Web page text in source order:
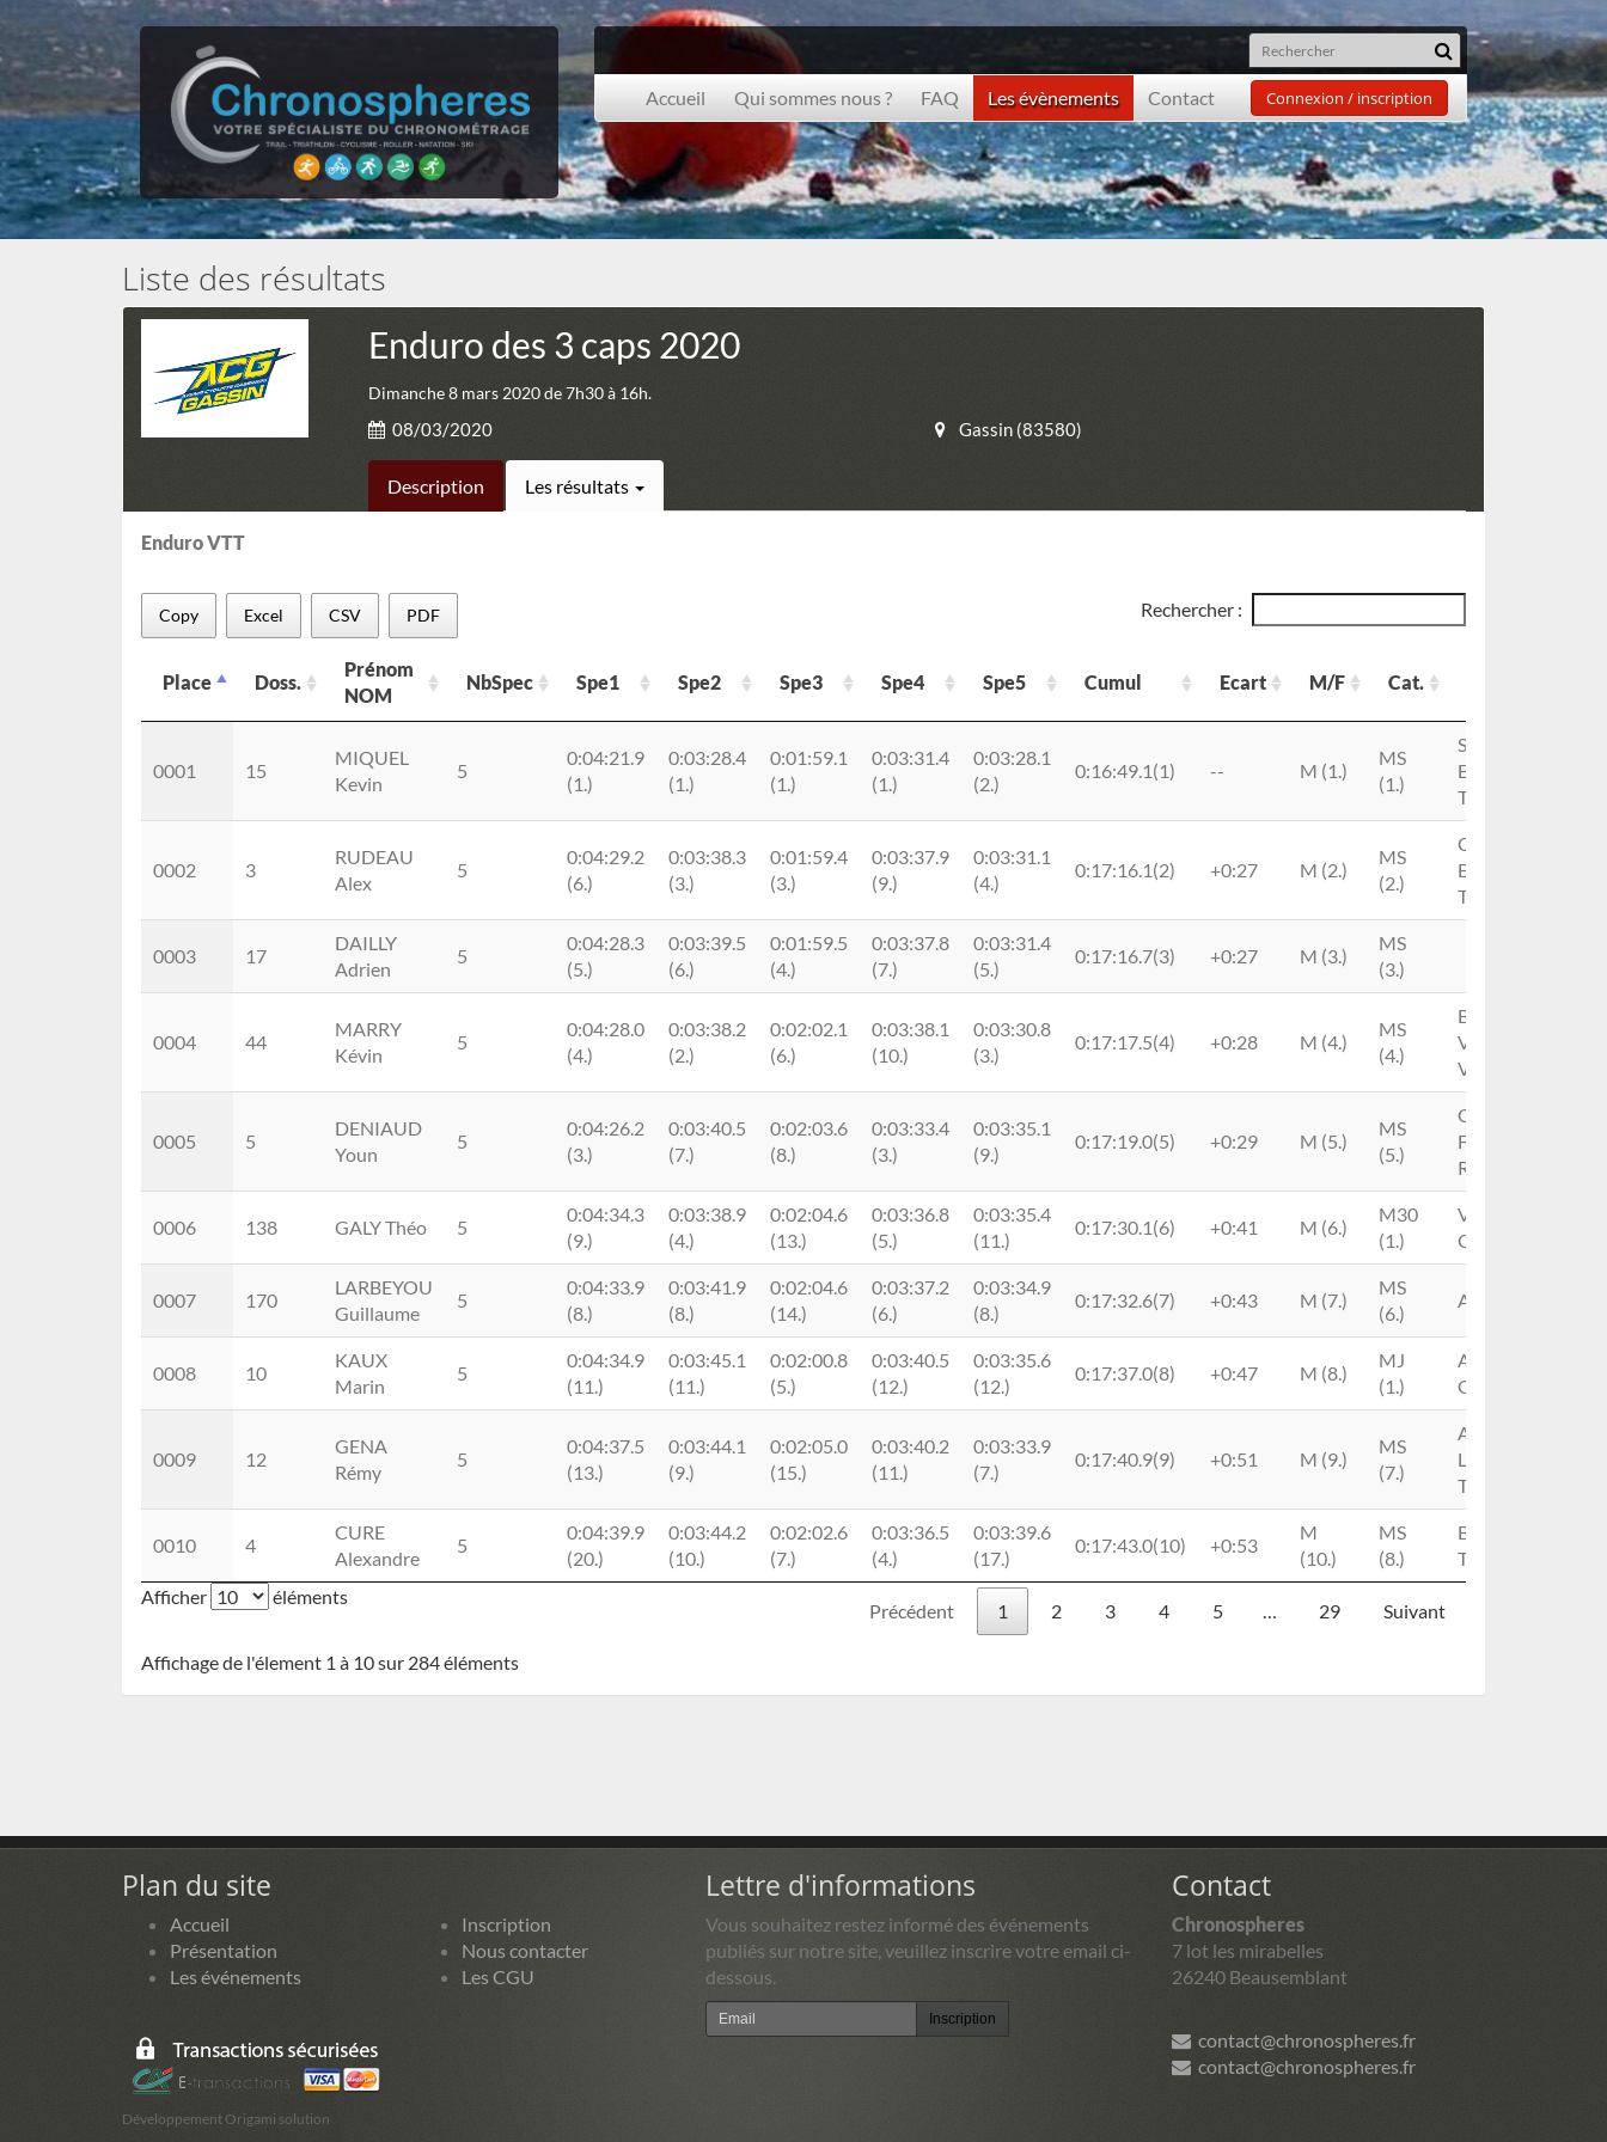
Accueil Qui sommes nous ? FAQ Les évènements Contact Connexion / inscription
Liste des résultats
Enduro des 3 caps 2020
Dimanche 8 mars 2020 de 7h30 à 16h.
08/03/2020 Gassin (83580)
Description Les résultats
Enduro VTT
Copy Excel CSV PDF Rechercher :
Place Doss.
Prénom
NOM
NbSpec Spe1 Spe2 Spe3 Spe4 Spe5 Cumul Ecart M/F Cat.
NOM
0001
15
MIQUEL
Kevin
5
0:04:21.9
(1.)
0:03:28.4
(1.)
0:01:59.1
(1.)
0:03:31.4
(1.)
0:03:28.1
(2.)
0:16:49.1(1) -- M (1.)
MS
(1.)
Sunn
Enduro
Team
0002 3
RUDEAU
Alex
5
0:04:29.2
(6.)
0:03:38.3
(3.)
0:01:59.4
(3.)
0:03:37.9
(9.)
0:03:31.1
(4.)
0:17:16.1(2) +0:27 M (2.)
MS
(2.)
Commencal
Enduro
Team
0003 17
DAILLY
Adrien
5
0:04:28.3
(5.)
0:03:39.5
(6.)
0:01:59.5
(4.)
0:03:37.8
(7.)
0:03:31.4
(5.)
0:17:16.7(3) +0:27 M (3.)
MS
(3.)
0004 44
MARRY
Kévin
5
0:04:28.0
(4.)
0:03:38.2
(2.)
0:02:02.1
(6.)
0:03:38.1
(10.)
0:03:30.8
(3.)
0:17:17.5(4) +0:28 M (4.)
MS
(4.)
Blausasc
Vtt-
Vvracing
0005 5
DENIAUD
Youn
5
0:04:26.2
(3.)
0:03:40.5
(7.)
0:02:03.6
(8.)
0:03:33.4
(3.)
0:03:35.1
(9.)
0:17:19.0(5) +0:29 M (5.)
MS
(5.)
Giant
Factory Off
Road Team
0006 138 GALY Théo 5
0:04:34.3
(9.)
0:03:38.9
(4.)
0:02:04.6
(13.)
0:03:36.8
(5.)
0:03:35.4
(11.)
0:17:30.1(6) +0:41 M (6.)
M30
(1.)
Velo
Caroux
0007 170
LARBEYOU
Guillaume
5
0:04:33.9
(8.)
0:03:41.9
(8.)
0:02:04.6
(14.)
0:03:37.2
(6.)
0:03:34.9
(8.)
0:17:32.6(7) +0:43 M (7.)
MS
(6.)
Accous Vtt
0008 10
KAUX
Marin
5
0:04:34.9
(11.)
0:03:45.1
(11.)
0:02:00.8
(5.)
0:03:40.5
(12.)
0:03:35.6
(12.)
0:17:37.0(8) +0:47 M (8.)
MJ
(1.)
Ac
Gassinois
0009 12
GENA
Rémy
5
0:04:37.5
(13.)
0:03:44.1
(9.)
0:02:05.0
(15.)
0:03:40.2
(11.)
0:03:33.9
(7.)
0:17:40.9(9) +0:51 M (9.)
MS
(7.)
Amsl
Levens
Topcycle
0010 4
CURE
Alexandre
5
0:04:39.9
(20.)
0:03:44.2
(10.)
0:02:02.6
(7.)
0:03:36.5
(4.)
0:03:39.6
(17.)
0:17:43.0(10) +0:53
M
(10.)
MS
(8.)
Bh Racing
Team
Afficher
éléments
Précédent 1 2 3 4 5 29 Suivant
Affichage de l'élement 1 à 10 sur 284 éléments
Plan du site
Accueil
Présentation
Les événements
Inscription
Nous contacter
Les CGU
Développement Origami solution
Lettre d'informations
Vous souhaitez restez informé des événements
publiés sur notre site, veuillez inscrire votre email ci-
dessous.
Inscription
Contact
Chronospheres
7 lot les mirabelles
26240 Beausemblant
contact@chronospheres.fr
contact@chronospheres.fr